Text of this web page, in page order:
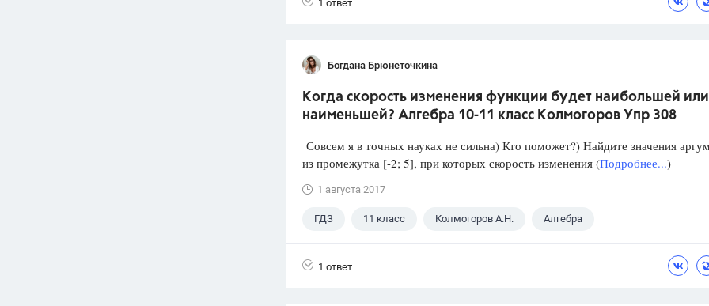
1 ответ
Богдана Брюнеточкина
Когда скорость изменения функции будет наибольшей или
наименьшей? Алгебра 10-11 класс Колмогоров Упр 308
Совсем я в точных науках не сильна) Кто поможет?) Найдите значения
из промежутка [-2; 5], при которых скорость изменения (Подробнее...)
1 августа 2017
ГДЗ 11 класс Колмогоров А.Н. Алгебра
1 ответ